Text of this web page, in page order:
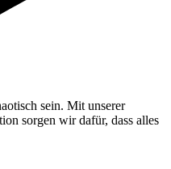
sein. Mit unserer
sorgen wir dafür, dass alles